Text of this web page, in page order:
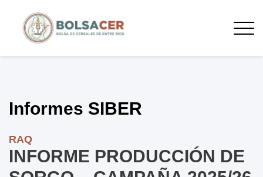
Informes SIBER
RAQ
INFORME PRODUCCIÓN DE